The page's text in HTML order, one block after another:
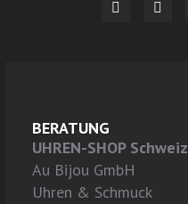
BERATUNG
UHREN-SHOP Schweiz
Au Bijou GmbH
Uhren & Schmuck